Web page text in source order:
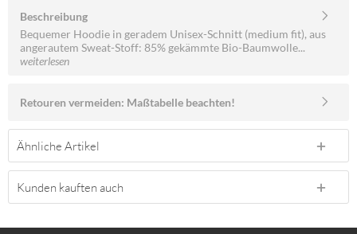
Beschreibung
Bequemer Hoodie in geradem Unisex-Schnitt (medium fit), aus
angerautem Sweat-Stoff: 85% gekämmte Bio-Baumwolle...
weiterlesen
Retouren vermeiden: Maßtabelle beachten!
Ähnliche Artikel
Kunden kauften auch